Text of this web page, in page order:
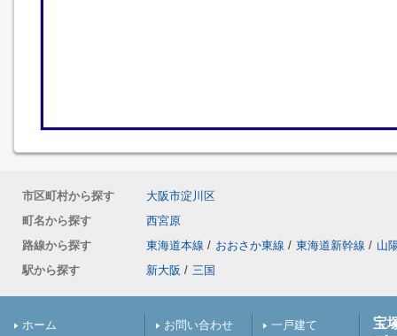
市区町村から探す
大阪市淀川区
町名から探す
西宮原
路線から探す
東海道本線 / おおさか東線 / 東海道新幹線 / 山
駅から探す
新大阪 / 三国
ホーム
お問い合わせ
一戸建て
宝